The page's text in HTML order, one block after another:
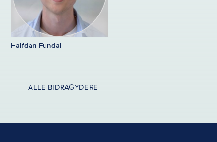
Halfdan Fundal
ALLE BIDRAGYDERE